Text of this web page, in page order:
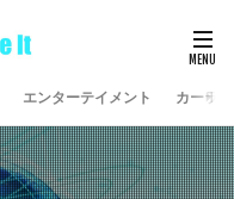
エンターテイメント カーラ